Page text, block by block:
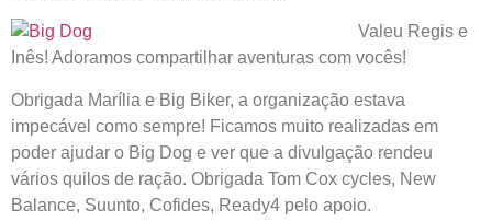
Valeu Regis e
Inês! Adoramos compartilhar aventuras com vocês!
Obrigada Marília e Big Biker, a organização estava
impecável como sempre! Ficamos muito realizadas em
poder ajudar o Big Dog e ver que a divulgação rendeu
vários quilos de ração. Obrigada Tom Cox cycles, New
Balance, Suunto, Cofides, Ready4 pelo apoio.